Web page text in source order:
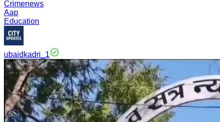
Crimenews
Aap
Education
ubaidkadri_1